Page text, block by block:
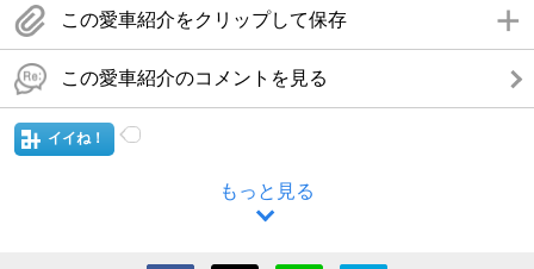
この愛車紹介をクリップして保存
この愛車紹介のコメントを見る
イイね！
もっと見る